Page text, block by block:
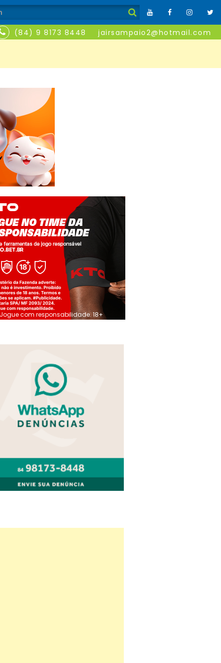
(84) 9 8173 8448 jairsampaio2@hotmail.com
Jogue com responsabilidade. 18+